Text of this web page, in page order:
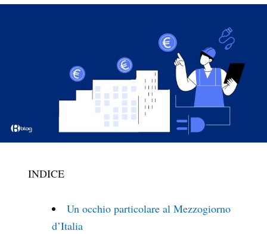
INDICE
Un occhio particolare al Mezzogiorno
d’Italia